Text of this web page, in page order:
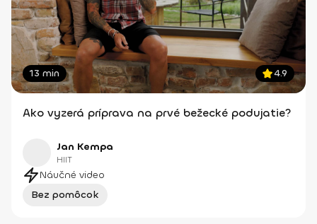
13 min 4.9
Ako vyzerá príprava na prvé bežecké podujatie?
Jan Kempa
HIIT
Náučné video
Bez pomôcok